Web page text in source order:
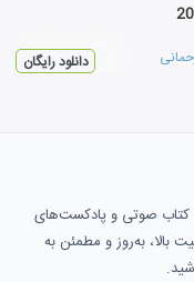
دانلود رایگان
کتاب صوتی و پادکست‌های
بالا، به‌روز و مطمئن به